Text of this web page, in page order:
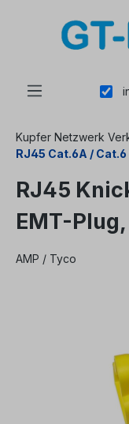
Kupfer Netzwerk
RJ45 Cat.6A /
RJ45
EMT-
AMP / Tyco